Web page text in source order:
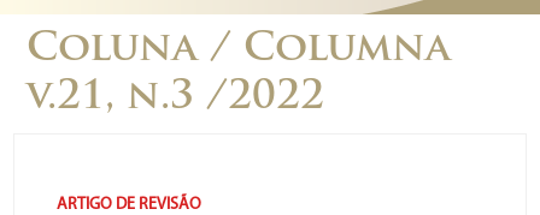
Coluna / Columna
v.21, n.3 /2022
ARTIGO DE REVISÃO